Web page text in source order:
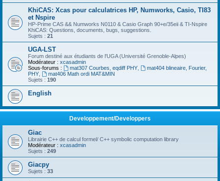
KhiCAS: Xcas pour calculatrices HP, Numworks, Casio, TI83
et Nspire
HP-Prime CAS && Numworks N0110 & Casio Graph 90+e/35eii & TI-Nspire
KhiCAS: Questions, documents, bugs, suggestions.
Sujets : 21
UGA-LST
Forum destiné aux étudiants de l'UGA (Université Grenoble-Alpes)
Modérateur : xcasadmin
Sous-forums :
mat307 Courbes, eqdiff PHY,
mat404 blineaire, Fourier,
PHY
mat406 Math ordi MAT&MIN
Sujets : 190
English
Developpement/Developpers
Giac
Librairie C++ de calcul formel/ C++ symbolic computation library
Modérateur : xcasadmin
Sujets : 249
Giacpy
Sujets : 33